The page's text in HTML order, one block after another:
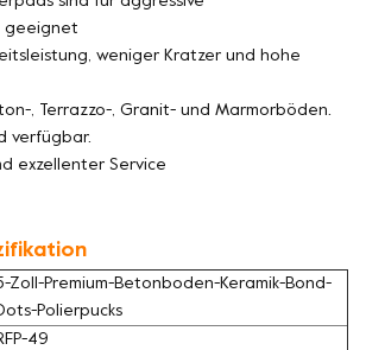
geeignet
weniger Kratzer und hohe
, Terrazzo-, Granit- und Marmorböden.
verfügbar.
exzellenter Service
Zoll-Premium-Betonboden-Keramik-Bond-
Polierpucks
49